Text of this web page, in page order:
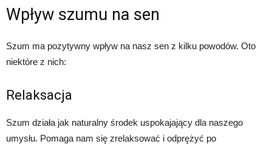
Wpływ szumu na sen
Szum ma pozytywny wpływ na nasz sen z kilku powodów. Oto
niektóre z nich:
Relaksacja
Szum działa jak naturalny środek uspokajający dla naszego
umysłu. Pomaga nam się zrelaksować i odprężyć po